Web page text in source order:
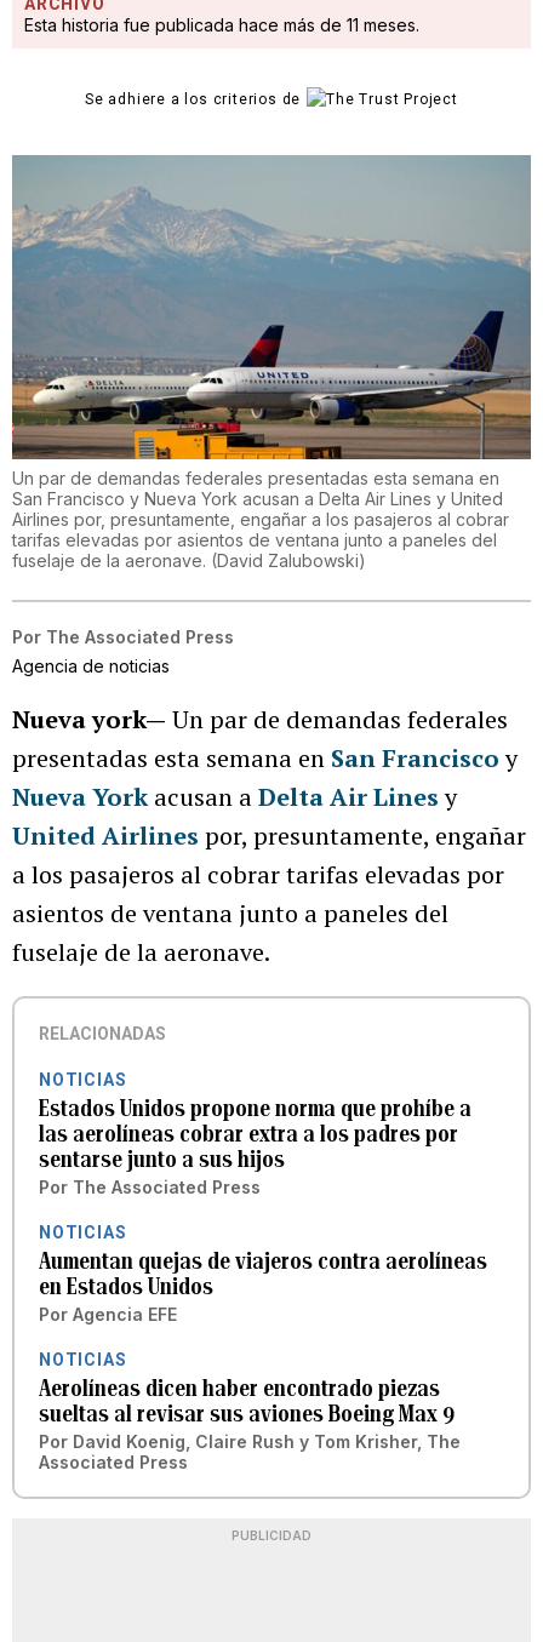
Esta historia fue publicada hace más de 11 meses.
Se adhiere a los criterios de
Un par de demandas federales presentadas esta semana en
San Francisco y Nueva York acusan a Delta Air Lines y United
Airlines por, presuntamente, engañar a los pasajeros al cobrar
tarifas elevadas por asientos de ventana junto a paneles del
fuselaje de la aeronave. (David Zalubowski)
Por The Associated Press
Agencia de noticias
Nueva york— Un par de demandas federales
presentadas esta semana en San Franciscoy
Nueva Yorkacusan aDelta Air Linesy
United Airlines por, presuntamente, engañar
a los pasajeros al cobrar tarifas elevadas por
asientos de ventana junto a paneles del
fuselaje de la aeronave.
RELACIONADAS
NOTICIAS
Estados Unidos propone norma que prohíbe a
las aerolíneas cobrar extra a los padres por
sentarse junto a sus hijos
Por The Associated Press
NOTICIAS
Aumentan quejas de viajeros contra aerolíneas
en Estados Unidos
Por Agencia EFE
NOTICIAS
Aerolíneas dicen haber encontrado piezas
sueltas al revisar sus aviones Boeing Max 9
Por David Koenig, Claire Rush y Tom Krisher, The
Associated Press
PUBLICIDAD